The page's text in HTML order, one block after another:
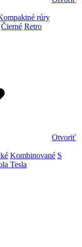
rúry
Čierné Retro
Otvoriť
Kombinované S
Tesla